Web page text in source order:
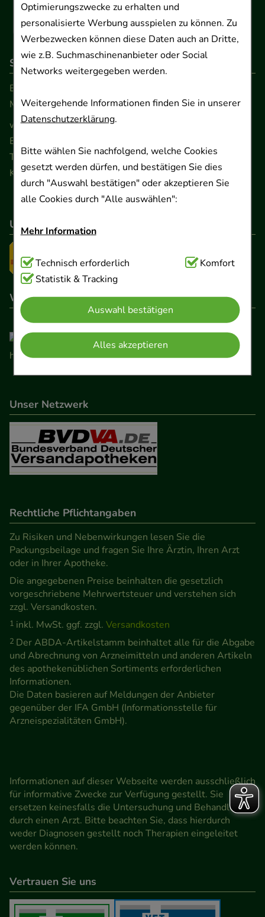
Optimierungszwecke zu erhalten und
personalisierte Werbung ausspielen zu können. Zu
Werbezwecken können diese Daten auch an Dritte,
wie z.B. Suchmaschinenanbieter oder Social
Networks weitergegeben werden.
Weitergehende Informationen finden Sie in unserer
Datenschutzerklärung.
Bitte wählen Sie nachfolgend, welche Cookies
gesetzt werden dürfen, und bestätigen Sie dies
durch "Auswahl bestätigen" oder akzeptieren Sie
alle Cookies durch "Alle auswählen":
Mehr Information
Technisch Notwendig:Hierbei handelt es sich um
Cookies, die für die Grundfunktionen unserer
Website notwendig sind (z.B. Navigation,
Warenkorb, Kundenkonto), weshalb auf diese nicht
verzichtet werden kann.
Komfort:Diese Cookies werden genutzt um das
Einkaufserlebnis noch ansprechender zu gestalten,
Besuchers oder unsere Seite an bevorzugte
Verhaltensweisen (z.B. Spracheinstellung)
anzupassen. Komfort-Cookies ermöglichen es uns
auch auf Ihre Bedürfnisse zugeschrittene Inhalte
anzuzeigen und unser Partnerprogramm zu
Statistik & Tracking:Hierüber lassen sich
Informationen über die Art und Weise der Nutzung
unserer Website sammeln, mit deren Hilfe wir
unsere Website weiter für Sie optimieren können,
den Inhalt auf unserer Website aber auch die
Werbung auf Drittseiten möglichst relevant für Sie
zu gestalten. Bitte beachten Sie, dass Daten hierfür
teilweise an Dritte wie z.B. Google oder soziale
Medien übertragen werden.
Technisch erforderlich
Komfort
Statistik & Tracking
Auswahl bestätigen
Alles akzeptieren
So erreichen Sie uns
Beratung und Kundenservice:
Montag - Freitag von 9.00 bis 17.00 Uhr
www.ApoSalis.de· E-Mail:
Ernst-August-Platz 2 · 30159 Hannover
Telefon 0511 89 71 80 0 · Fax 0511 89 71 80 11
Kontaktformular
Unser Versanddienstleister
Wir sind hier gelistet
Unser Netzwerk
Rechtliche Pflichtangaben
Zu Risiken und Nebenwirkungen lesen Sie die
Packungsbeilage und fragen Sie Ihre Ärztin, Ihren Arzt
oder in Ihrer Apotheke.
Die angegebenen Preise beinhalten die gesetzlich
vorgeschriebene Mehrwertsteuer und verstehen sich
zzgl. Versandkosten.
1 inkl. MwSt. ggf. zzgl. Versandkosten
2 Der ABDA-Artikelstamm beinhaltet alle für die Abgabe
und Abrechnung von Arzneimitteln und anderen Artikeln
des apothekenüblichen Sortiments erforderlichen
Informationen.
Die Daten basieren auf Meldungen der Anbieter
gegenüber der IFA GmbH (Informationsstelle für
Arzneispezialitäten GmbH).
Informationen auf dieser Webseite werden ausschließlich
für informative Zwecke zur Verfügung gestellt. Sie
ersetzen keinesfalls die Untersuchung und Behandlung
durch einen Arzt. Bitte beachten Sie, dass hierdurch
weder Diagnosen gestellt noch Therapien eingeleitet
werden können.
Vertrauen Sie uns